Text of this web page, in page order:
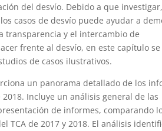
del desvío. Debido a que investigar,
casos de desvío puede ayudar a
transparencia y el intercambio de
frente al desvío, en este capítulo se
de casos ilustrativos.
un panorama detallado de los
2018. Incluye un análisis general de las
de informes, comparando
TCA de 2017 y 2018. El análisis